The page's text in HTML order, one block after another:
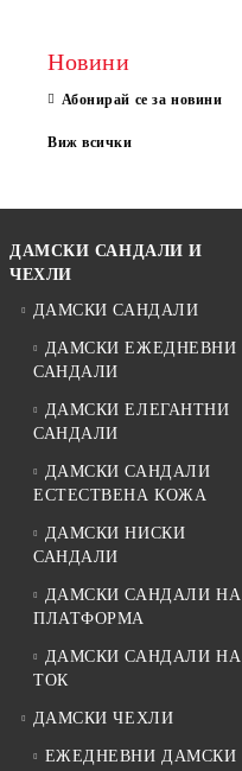
Новини
Абонирай се за новини
Виж всички
ДАМСКИ САНДАЛИ И
ЧЕХЛИ
ДАМСКИ САНДАЛИ
ДАМСКИ ЕЖЕДНЕВНИ
САНДАЛИ
ДАМСКИ ЕЛЕГАНТНИ
САНДАЛИ
ДАМСКИ САНДАЛИ
ЕСТЕСТВЕНА КОЖА
ДАМСКИ НИСКИ
САНДАЛИ
ДАМСКИ САНДАЛИ НА
ПЛАТФОРМА
ДАМСКИ САНДАЛИ НА
ТОК
ДАМСКИ ЧЕХЛИ
ЕЖЕДНЕВНИ ДАМСКИ